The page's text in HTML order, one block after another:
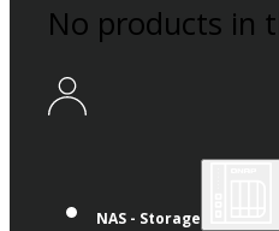
No products in
NAS - Storage